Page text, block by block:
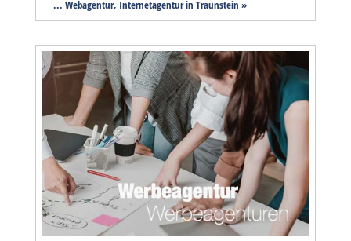
... Webagentur, Internetagentur in Traunstein »